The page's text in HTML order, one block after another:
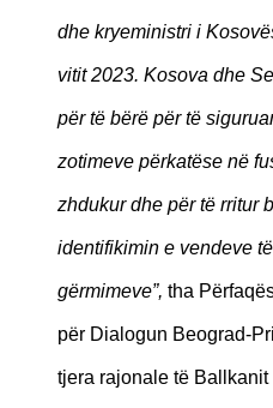
dhe kryeministri i
vitit 2023. Kosova dhe
për të bërë për të
zotimeve përkatëse në
zhdukur dhe për të rritur
identifikimin e vendeve
gërmimeve”, tha
për Dialogun Beograd-
tjera rajonale të